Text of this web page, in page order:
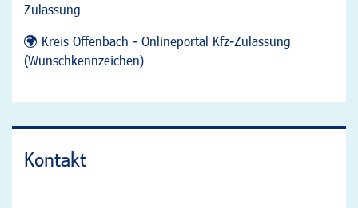
Zulassung
Kreis Offenbach - Onlineportal Kfz-Zulassung
(Wunschkennzeichen)
Kontakt